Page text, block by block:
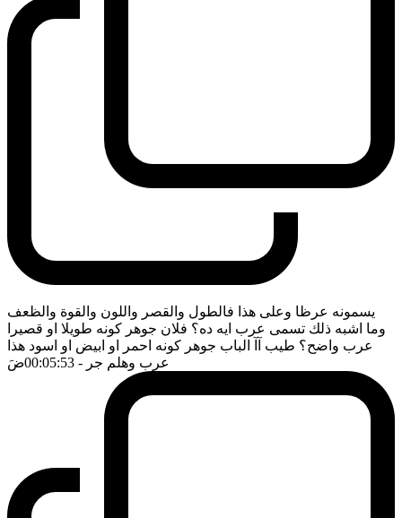
يسمونه عرظا وعلى هذا فالطول والقصر واللون والقوة والظعف
وما اشبه ذلك تسمى عرب ايه ده؟ فلان جوهر كونه طويلا او قصيرا
عرب واضح؟ طيب آآ الباب جوهر كونه احمر او ابيض او اسود هذا
عرب وهلم جر - 00:05:53 ضَ